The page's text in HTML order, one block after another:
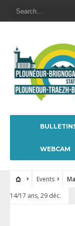
WEBCAM
Events
14/17 ans, 29 déc.